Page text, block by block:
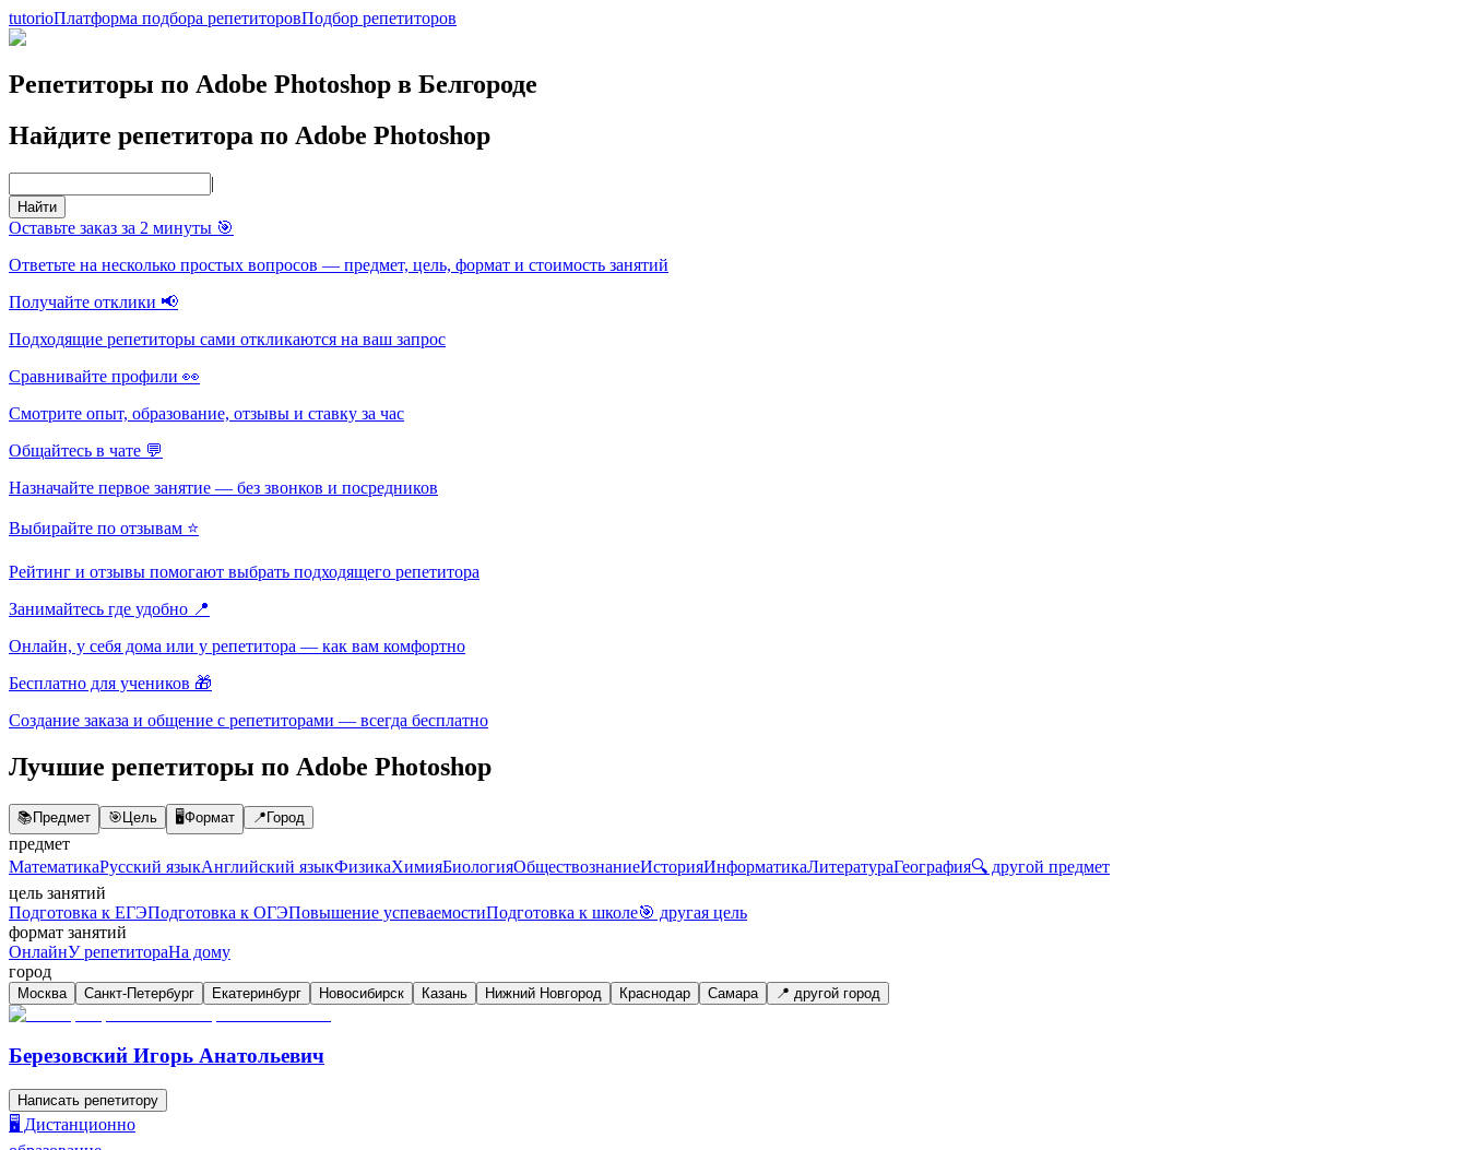
tutorioПлатформа подбора репетиторовПодбор репетиторов
Репетиторы по Adobe Photoshop в Белгороде
Найдите репетитора по Adobe Photoshop
|
Найти
Оставьте заказ за 2 минуты 🎯
Ответьте на несколько простых вопросов — предмет, цель, формат и стоимость занятий
Получайте отклики 📢
Подходящие репетиторы сами откликаются на ваш запрос
Сравнивайте профили 👀
Смотрите опыт, образование, отзывы и ставку за час
Общайтесь в чате 💬
Назначайте первое занятие — без звонков и посредников
Выбирайте по отзывам ⭐
Рейтинг и отзывы помогают выбрать подходящего репетитора
Занимайтесь где удобно 📍
Онлайн, у себя дома или у репетитора — как вам комфортно
Бесплатно для учеников 🎁
Создание заказа и общение с репетиторами — всегда бесплатно
Лучшие репетиторы по Adobe Photoshop
📚Предмет 🎯Цель 🖥️Формат 📍Город
предмет
МатематикаРусский языкАнглийский языкФизикаХимияБиологияОбществознаниеИсторияИнформатикаЛитератураГеография🔍 другой предмет
цель занятий
Подготовка к ЕГЭПодготовка к ОГЭПовышение успеваемостиПодготовка к школе🎯 другая цель
формат занятий
ОнлайнУ репетитораНа дому
город
Москва Санкт-Петербург Екатеринбург Новосибирск Казань Нижний Новгород Краснодар Самара 📍 другой город
Березовский Игорь Анатольевич
Написать репетитору
🖥️ Дистанционно